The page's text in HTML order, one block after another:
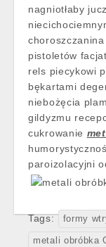
nagniotłaby
pistoletów
rels piecykowi
bękartami
niebożęcia
gildyzmu
cukrowanie
paroizolacyjni
Tags: formy
metali obróbka